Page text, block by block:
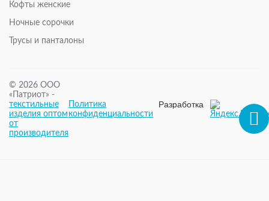
Кофты женские
Ночные сорочки
Трусы и панталоны
© 2026 ООО
«Патриот» -
текстильные
изделия оптом
от
производителя
Политика
конфиденциальности
Разработка